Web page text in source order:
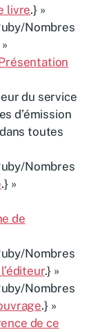
livre.} »
Nombres
du service
d’émission
toutes
Nombres
.} »
de
Nombres
.} »
Nombres
.} »
de ce